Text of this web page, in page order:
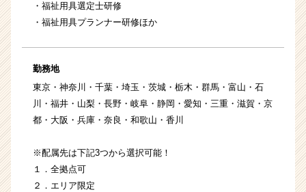
・福祉用具選定士研修
・福祉用具プランナー研修ほか
勤務地
東京・神奈川・千葉・埼玉・茨城・栃木・群馬・富山・石
川・福井・山梨・長野・岐阜・静岡・愛知・三重・滋賀・京
都・大阪・兵庫・奈良・和歌山・香川
※配属先は下記3つから選択可能！
１．全拠点可
２．エリア限定